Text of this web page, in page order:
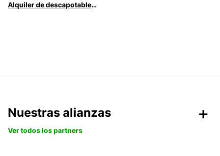
Alquiler de descapotables en Stuttgart | Reserva coches descapotables fácilmente
Nuestras alianzas
Ver todos los partners